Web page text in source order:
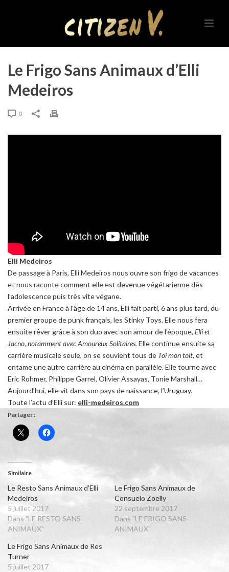
Le Frigo Sans Animaux d’Elli
Medeiros
0
Elli Medeiros
De passage à Paris, Elli Medeiros nous ouvre son frigo de vacances
et nous raconte comment elle est devenue végétarienne dès
l’adolescence puis très vite végane.
Arrivée en France à l’âge de 14 ans, Elli fait parti, 6 ans plus tard, du
premier groupe de punk français, les Stinky Toys. Elle nous fera
ensuite rêver grâce à son duo avec son amour de l’époque, Elli et
Jacno, notamment avec Amoureux Solitaires. Elle continue ensuite sa
carrière musicale seule, on se souvient tous de Toi mon toit, et
entame une autre carrière au cinéma en parallèle. Elle tourne avec
Eric Rohmer, Philippe Garrel, Olivier Assayas, Tonie Marshall…
Aujourd’hui, elle vit dans son pays de naissance, l’Uruguay.
Toute l’actu d’Elli sur: elli-medeiros.com
Partager :
Similaire
Le Resto Sans Animaux d’Elli
Medeiros
5 juillet 2017
Dans "LE RESTO SANS
ANIMAUX"
Le Frigo Sans Animaux de
Consuelo Zoelly
22 septembre 2017
Dans "LE FRIGO SANS
ANIMAUX"
Le Frigo Sans Animaux de Res
Turner
5 juillet 2017